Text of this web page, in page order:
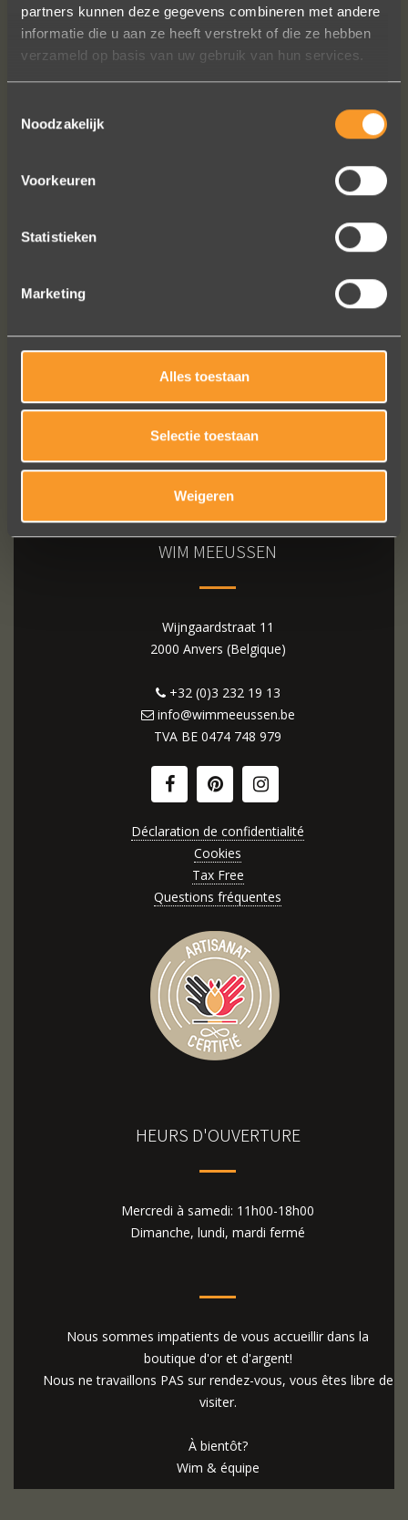
partners kunnen deze gegevens combineren met andere
informatie die u aan ze heeft verstrekt of die ze hebben
verzameld op basis van uw gebruik van hun services.
Noodzakelijk
Voorkeuren
Statistieken
Marketing
Alles toestaan
Selectie toestaan
Weigeren
zijn gewoon prachtig en subtiel
tegelijk. Héél veel waar voor je geld. In
het echt zijn ze eigenlijk mooier dan
contact met je onderhouden alsof je
WIM MEEUSSEN
Wijngaardstraat 11
2000 Anvers (Belgique)
+32 (0)3 232 19 13
info@wimmeeussen.be
TVA BE 0474 748 979
Déclaration de confidentialité
Cookies
Tax Free
Questions fréquentes
HEURS D'OUVERTURE
Mercredi à samedi: 11h00-18h00
Dimanche, lundi, mardi fermé
Nous sommes impatients de vous accueillir dans la
boutique d'or et d'argent!
Nous ne travaillons PAS sur rendez-vous, vous êtes libre de
visiter.
À bientôt?
Wim & équipe